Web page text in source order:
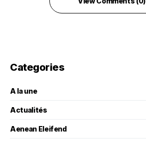
Categories
A la une
Actualités
Aenean Eleifend